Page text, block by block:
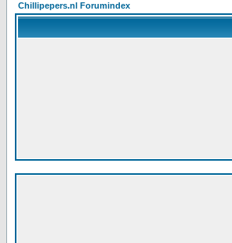
Chillipepers.nl Forumindex